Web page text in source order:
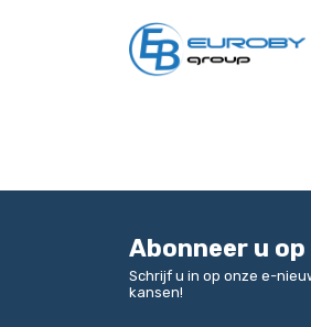
Abonneer u
Schrijf u in op onze e-
kansen!